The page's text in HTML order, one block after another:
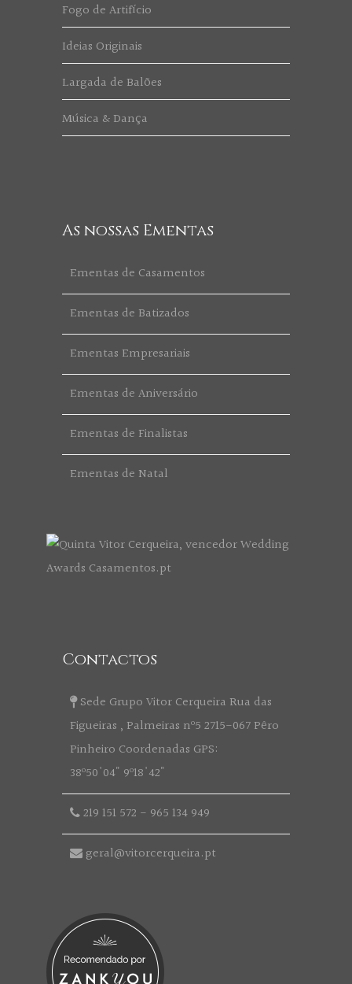
Fogo de Artifício
Ideias Originais
Largada de Balões
Música & Dança
As nossas Ementas
Ementas de Casamentos
Ementas de Batizados
Ementas Empresariais
Ementas de Aniversário
Ementas de Finalistas
Ementas de Natal
Contactos
Sede Grupo Vitor Cerqueira Rua das
Figueiras , Palmeiras nº5 2715-067 Pêro
Pinheiro Coordenadas GPS:
38º50'04" 9º18'42"
219 151 572 - 965 134 949
geral@vitorcerqueira.pt